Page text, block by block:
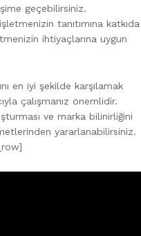
geçebilirsiniz.
tanıtımına katkıda
ihtiyaçlarına uygun
en iyi şekilde karşılamak
çalışmanız önemlidir.
ve marka bilinirliğini
yararlanabilirsiniz.